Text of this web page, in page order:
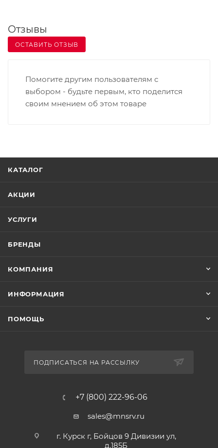
Отзывы
ОСТАВИТЬ ОТЗЫВ
Помогите другим пользователям с
выбором - будьте первым, кто поделится
своим мнением об этом товаре
КАТАЛОГ
АКЦИИ
УСЛУГИ
БРЕНДЫ
КОМПАНИЯ
ИНФОРМАЦИЯ
ПОМОЩЬ
ПОДПИСАТЬСЯ НА РАССЫЛКУ
+7 (800) 222-96-06
sales@mnsrv.ru
г. Курск г, Бойцов 9 Дивизии ул,
д.185Б